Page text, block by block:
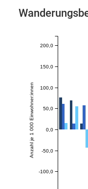
Arbeitskosten
Anzahl je 1 000 Einwohner:innen
-100,0
-50,0
0,0
50,0
100,0
150,0
200,0